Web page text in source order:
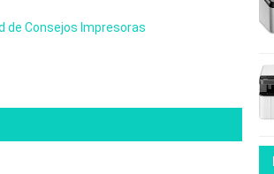
de Consejos Impresoras